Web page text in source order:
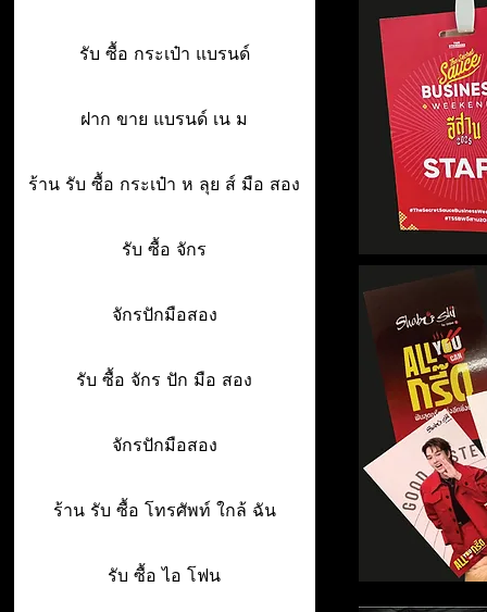
รับ ซื้อ กระเป๋า แบรนด์
ฝาก ขาย แบรนด์ เน ม
ร้าน รับ ซื้อ กระเป๋า ห ลุย ส์ มือ สอง
รับ ซื้อ จักร
จักรปักมือสอง
รับ ซื้อ จักร ปัก มือ สอง
จักรปักมือสอง
ร้าน รับ ซื้อ โทรศัพท์ ใกล้ ฉัน
รับ ซื้อ ไอ โฟน